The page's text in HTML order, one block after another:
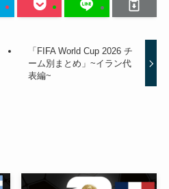
「FIFA World Cup 2026 チ
ーム別まとめ」~イラン代
表編~